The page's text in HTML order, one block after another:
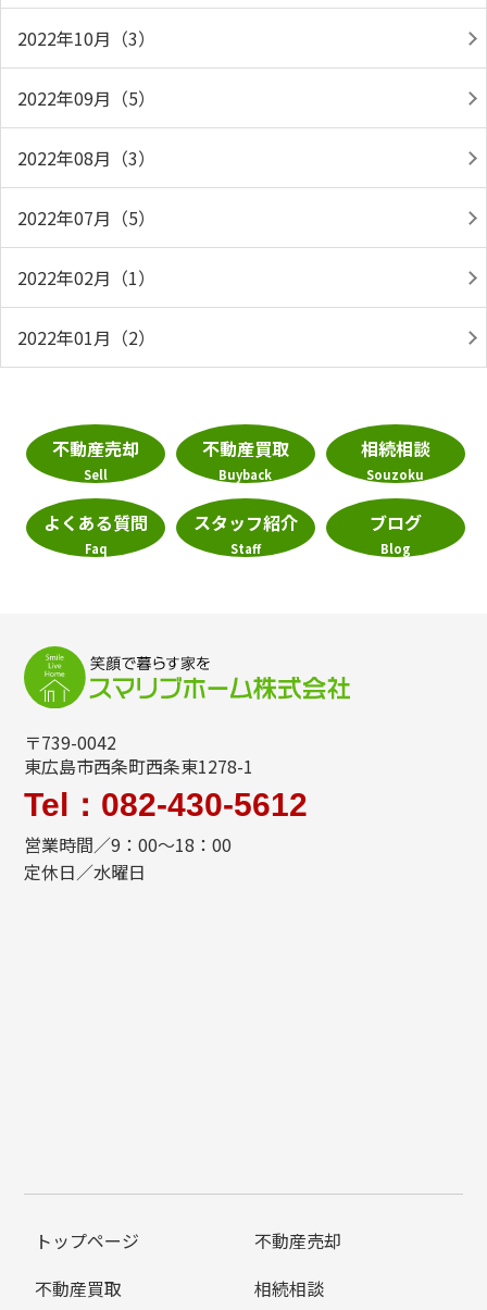
2022年10月（3）
2022年09月（5）
2022年08月（3）
2022年07月（5）
2022年02月（1）
2022年01月（2）
不動産売却
Sell
不動産買取
Buyback
相続相談
Souzoku
よくある質問
Faq
スタッフ紹介
Staff
ブログ
Blog
〒739-0042
東広島市西条町西条東1278-1
Tel：082-430-5612
営業時間／9：00～18：00
定休日／水曜日
トップページ
不動産売却
不動産買取
相続相談